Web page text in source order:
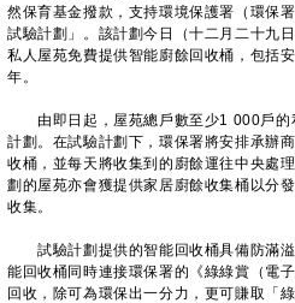
然保育基金撥款，支持環境保護署（環保
試驗計劃」。該計劃今日（十二月二十九
私人屋苑免費提供智能廚餘回收桶，包括
年。
由即日起，屋苑總戶數至少1 000戶的
計劃。在試驗計劃下，環保署將安排承辦
收桶，並每天將收集到的廚餘運往中央處
劃的屋苑亦會獲提供家居廚餘收集桶以分
收集。
試驗計劃提供的智能回收桶具備防滿溢
能回收桶同時連接環保署的《綠綠賞（電
回收，除可為環保出一分力，更可賺取「